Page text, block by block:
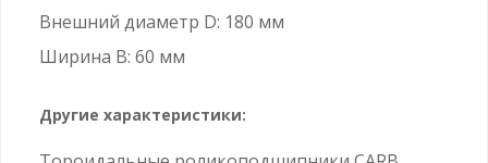
Внешний диаметр D: 180 мм
Ширина B: 60 мм
Другие характеристики: